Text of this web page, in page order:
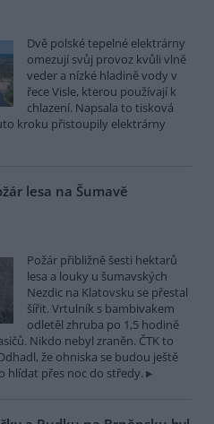
Dvě polské tepelné elektrárny
omezují svůj provoz kvůli vlně
veder a nízké hladině vody v
řece Visle, kterou používají k
chlazení. Napsala to tisková
kroku přistoupily elektrárny
lesa na Šumavě
Požár přibližně šesti hektarů
lesa a louky u šumavských
Nezdic na Klatovsku se přestal
šířit. Vrtulník s bambivakem
odletěl zhruba po 1,5 hodině
Nikdo nebyl zraněn. ČTK to
že ohniska se budou ještě
hlídat přes noc do středy.